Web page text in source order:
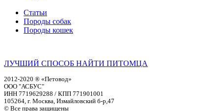
Статьи
Породы собак
Породы кошек
ЛУЧШИЙ СПОСОБ НАЙТИ ПИТОМЦА
2012-2020 ® «Петовод»
ООО "АСБУС"
ИНН 7719629288 / КПП 771901001
105264, г. Москва, Измайловский б-р,47
© Все права защищены